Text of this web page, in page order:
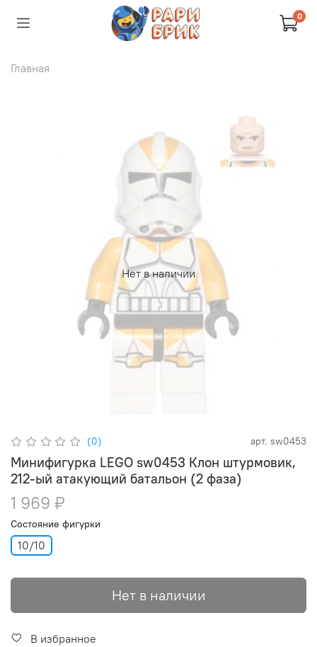
0
Главная
Нет в наличии
(0) арт. sw0453
Минифигурка LEGO sw0453 Клон штурмовик,
212-ый атакующий батальон (2 фаза)
1 969 ₽
Состояние фигурки
10/10
Нет в наличии
В избранное